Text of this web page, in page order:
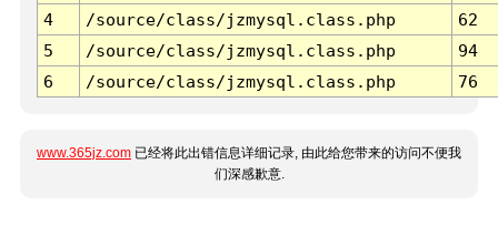
4
/source/class/jzmysql.class.php
62
5
/source/class/jzmysql.class.php
94
6
/source/class/jzmysql.class.php 76
www.365jz.com 已经将此出错信息详细记录, 由此给您带来的访问不便我
们深感歉意.